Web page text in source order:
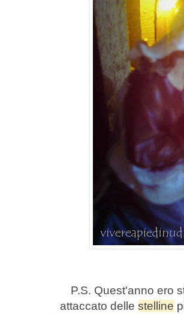
P.S. Quest'anno ero
attaccato dellestelline